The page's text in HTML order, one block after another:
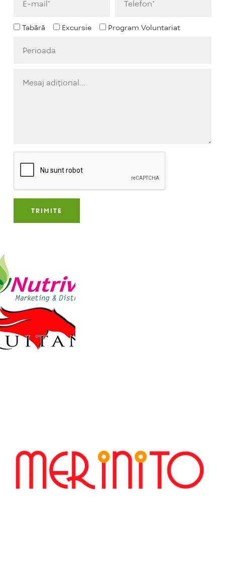
Tabără Excursie Program Voluntariat